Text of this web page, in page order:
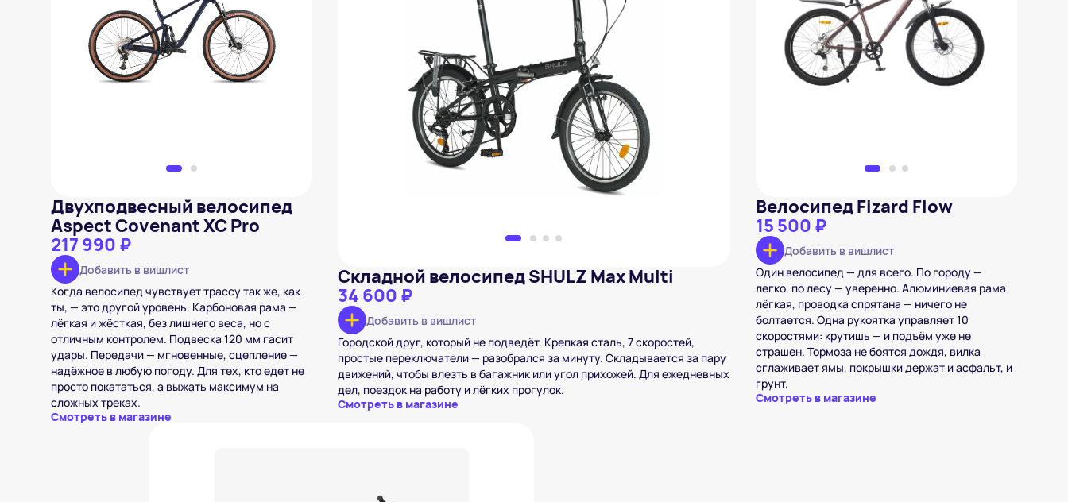
Двухподвесный велосипед Aspect
Covenant XC Pro
217 990 ₽
Добавить в вишлист
Двухподвесный велосипед
Aspect Covenant XC Pro
217 990 ₽
Добавить в вишлист
Когда велосипед чувствует трассу так же, как
ты, — это другой уровень. Карбоновая рама —
лёгкая и жёсткая, без лишнего веса, но с
отличным контролем. Подвеска 120 мм гасит
удары. Передачи — мгновенные, сцепление —
надёжное в любую погоду. Для тех, кто едет не
просто покататься, а выжать максимум на
сложных треках.
Смотреть в магазине
Складной велосипед SHULZ Max Multi
34 600 ₽
Добавить в вишлист
Складной велосипед SHULZ Max Multi
34 600 ₽
Добавить в вишлист
Городской друг, который не подведёт. Крепкая сталь, 7 скоростей,
простые переключатели — разобрался за минуту. Складывается за пару
движений, чтобы влезть в багажник или угол прихожей. Для ежедневных
дел, поездок на работу и лёгких прогулок.
Смотреть в магазине
Велосипед Fizard Flow
15 500 ₽
Добавить в вишлист
Велосипед Fizard Flow
15 500 ₽
Добавить в вишлист
Один велосипед — для всего. По городу —
легко, по лесу — уверенно. Алюминиевая рама
лёгкая, проводка спрятана — ничего не
болтается. Одна рукоятка управляет 10
скоростями: крутишь — и подъём уже не
страшен. Тормоза не боятся дождя, вилка
сглаживает ямы, покрышки держат и асфальт, и
грунт.
Смотреть в магазине